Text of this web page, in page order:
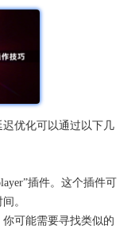
迟优化可以通过以下几
插件。这个插件可
。
可能需要寻找类似的